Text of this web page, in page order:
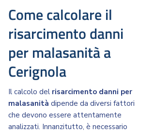
Come calcolare il
risarcimento danni
per malasanità a
Cerignola
Il calcolo del risarcimento danni per
malasanità dipende da diversi fattori
che devono essere attentamente
analizzati. Innanzitutto, è necessario